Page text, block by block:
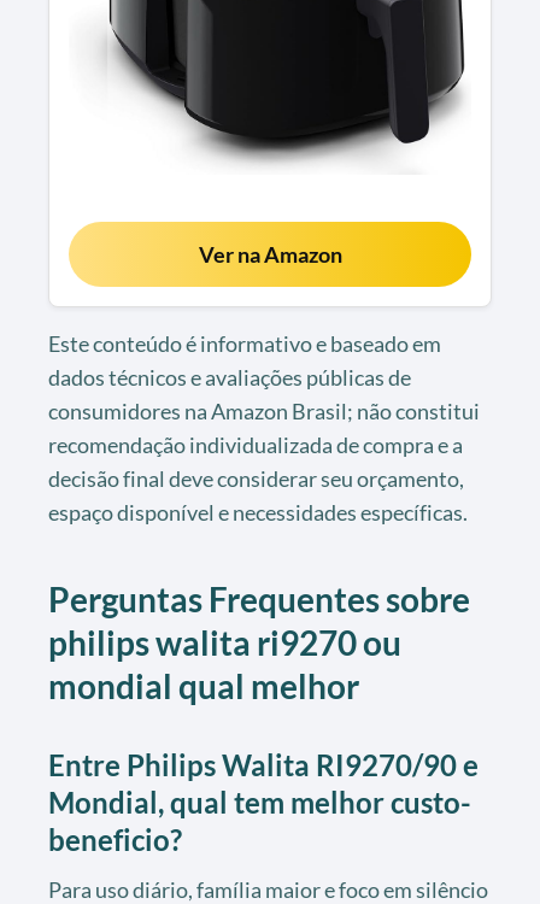
Ver na Amazon
Este conteúdo é informativo e baseado em
dados técnicos e avaliações públicas de
consumidores na Amazon Brasil; não constitui
recomendação individualizada de compra e a
decisão final deve considerar seu orçamento,
espaço disponível e necessidades específicas.
Perguntas Frequentes sobre
philips walita ri9270 ou
mondial qual melhor
Entre Philips Walita RI9270/90 e
Mondial, qual tem melhor custo-
beneficio?
Para uso diário, família maior e foco em silêncio